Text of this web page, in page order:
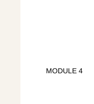
MODULE 4